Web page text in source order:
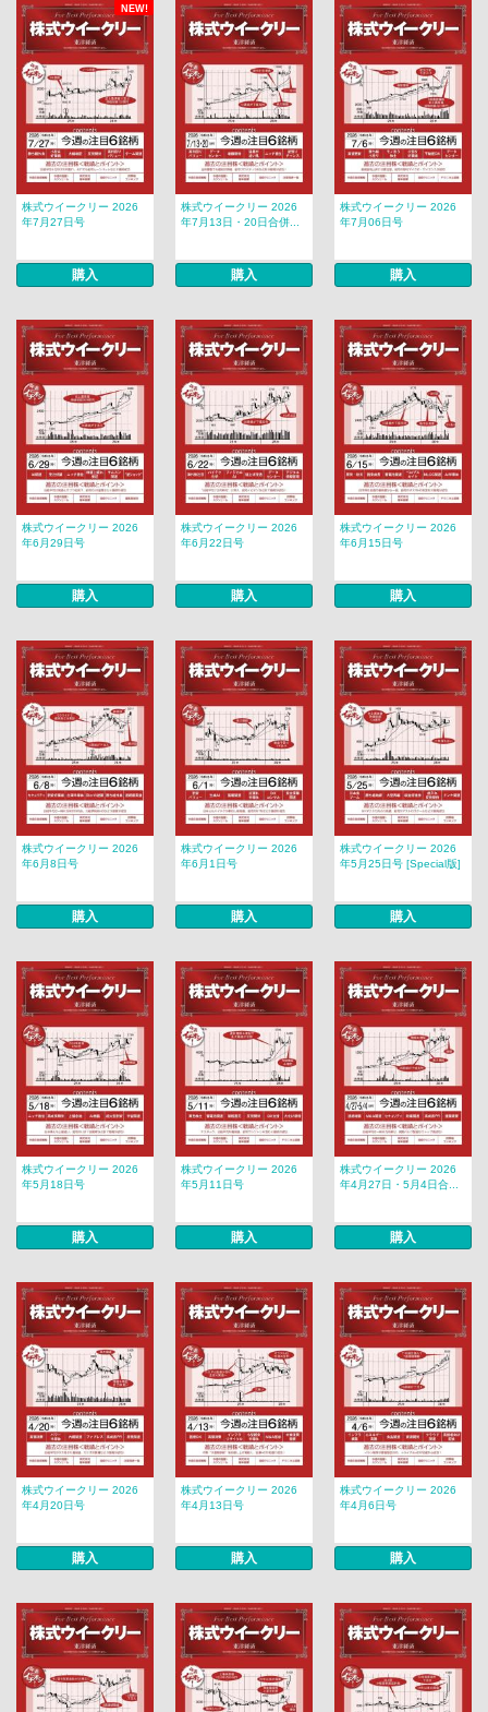
NEW!
株式ウイークリー 2026
年7月27日号
購入
株式ウイークリー 2026
年7月13日・20日合併...
購入
株式ウイークリー 2026
年7月06日号
購入
株式ウイークリー 2026
年6月29日号
購入
株式ウイークリー 2026
年6月22日号
購入
株式ウイークリー 2026
年6月15日号
購入
株式ウイークリー 2026
年6月8日号
購入
株式ウイークリー 2026
年6月1日号
購入
株式ウイークリー 2026
年5月25日号 [Special版]
購入
株式ウイークリー 2026
年5月18日号
購入
株式ウイークリー 2026
年5月11日号
購入
株式ウイークリー 2026
年4月27日・5月4日合...
購入
株式ウイークリー 2026
年4月20日号
購入
株式ウイークリー 2026
年4月13日号
購入
株式ウイークリー 2026
年4月6日号
購入